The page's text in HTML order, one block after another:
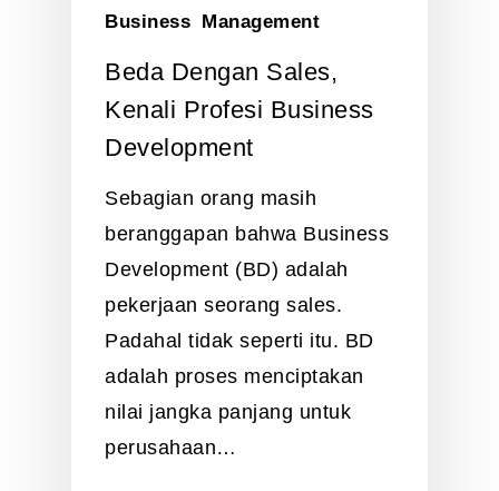
Business Management
Beda Dengan Sales,
Kenali Profesi Business
Development
Sebagian orang masih
beranggapan bahwa Business
Development (BD) adalah
pekerjaan seorang sales.
Padahal tidak seperti itu. BD
adalah proses menciptakan
nilai jangka panjang untuk
perusahaan…